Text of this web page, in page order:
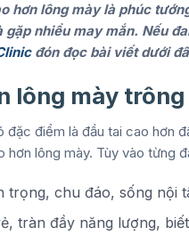
hơn lông mày là phúc
gặp nhiều may mắn. Nếu
đón đọc bài viết dưới
lông mày
điểm là đầu tai cao hơn
hơn lông mày. Tùy vào từng
trọng, chu đáo, sống nội
tràn đầy năng lượng,